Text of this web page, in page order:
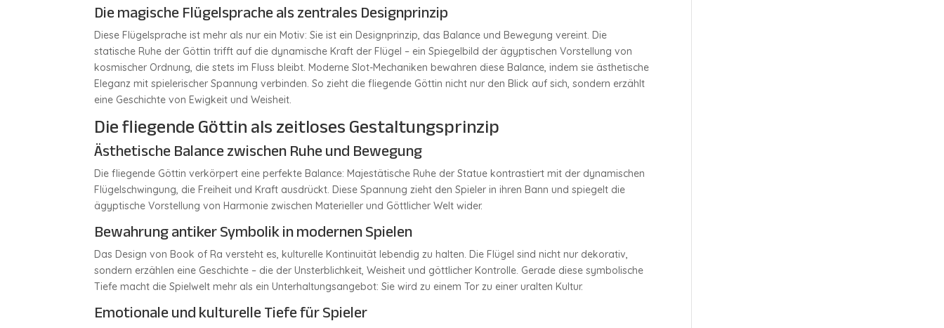
Die magische Flügelsprache als zentrales Designprinzip
Diese Flügelsprache ist mehr als nur ein Motiv: Sie ist ein Designprinzip, das Balance und Bewegung vereint. Die
statische Ruhe der Göttin trifft auf die dynamische Kraft der Flügel – ein Spiegelbild der ägyptischen Vorstellung von
kosmischer Ordnung, die stets im Fluss bleibt. Moderne Slot-Mechaniken bewahren diese Balance, indem sie ästhetische
Eleganz mit spielerischer Spannung verbinden. So zieht die fliegende Göttin nicht nur den Blick auf sich, sondern erzählt
eine Geschichte von Ewigkeit und Weisheit.
Die fliegende Göttin als zeitloses Gestaltungsprinzip
Ästhetische Balance zwischen Ruhe und Bewegung
Die fliegende Göttin verkörpert eine perfekte Balance: Majestätische Ruhe der Statue kontrastiert mit der dynamischen
Flügelschwingung, die Freiheit und Kraft ausdrückt. Diese Spannung zieht den Spieler in ihren Bann und spiegelt die
ägyptische Vorstellung von Harmonie zwischen Materieller und Göttlicher Welt wider.
Bewahrung antiker Symbolik in modernen Spielen
Das Design von Book of Ra versteht es, kulturelle Kontinuität lebendig zu halten. Die Flügel sind nicht nur dekorativ,
sondern erzählen eine Geschichte – die der Unsterblichkeit, Weisheit und göttlicher Kontrolle. Gerade diese symbolische
Tiefe macht die Spielwelt mehr als ein Unterhaltungsangebot: Sie wird zu einem Tor zu einer uralten Kultur.
Emotionale und kulturelle Tiefe für Spieler